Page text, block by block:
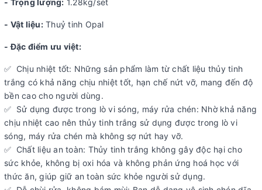
- Trọng lượng: 1.28kg/set
- Vật liệu:Thuỷ tinh Opal
- Đặc điểm ưu việt:
✅ Chịu nhiệt tốt: Những sản phẩm làm từ chất liệu thủy tinh
trắng có khả năng chịu nhiệt tốt, hạn chế nứt vỡ, mang đến độ
bền cao cho người dùng.
✅ Sử dụng được trong lò vi sóng, máy rửa chén: Nhờ khả năng
chịu nhiệt cao nên thủy tinh trắng sử dụng được trong lò vi
sóng, máy rửa chén mà không sợ nứt hay vỡ.
✅ Chất liệu an toàn: Thủy tinh trắng không gây độc hại cho
sức khỏe, không bị oxi hóa và không phản ứng hoá học với
thức ăn, giúp giữ an toàn sức khỏe người sử dụng.